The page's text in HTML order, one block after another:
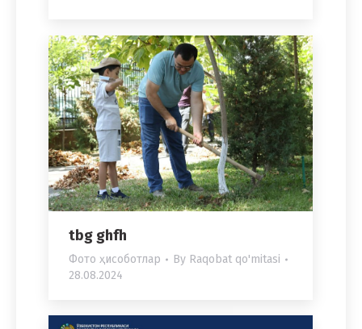
tbg ghfh
Фото ҳисоботлар By Raqobat qo'mitasi
28.08.2024